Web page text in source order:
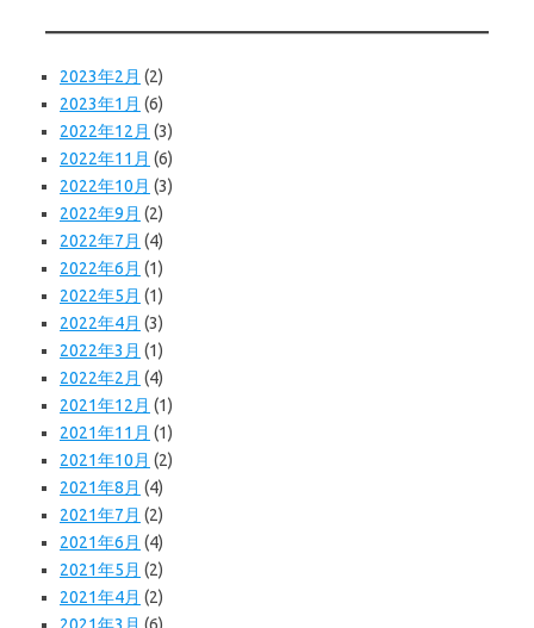
2023年2月 (2)
2023年1月 (6)
2022年12月 (3)
2022年11月 (6)
2022年10月 (3)
2022年9月 (2)
2022年7月 (4)
2022年6月 (1)
2022年5月 (1)
2022年4月 (3)
2022年3月 (1)
2022年2月 (4)
2021年12月 (1)
2021年11月 (1)
2021年10月 (2)
2021年8月 (4)
2021年7月 (2)
2021年6月 (4)
2021年5月 (2)
2021年4月 (2)